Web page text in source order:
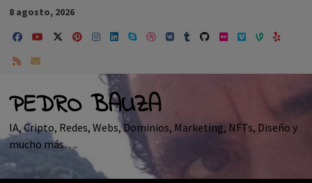
Saltar
contenido
8 agosto, 2026
PEDRO BAUZA
IA, Cripto, Redes, Webs, Dominios, Marketing, NFTs, Diseño y
mucho más….